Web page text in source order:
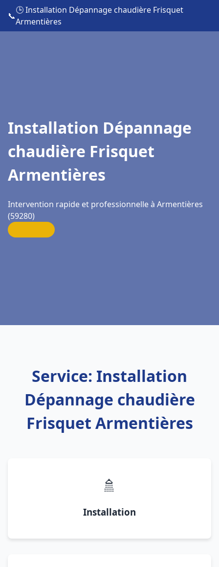
📞
🕒 Installation Dépannage chaudière Frisquet
Armentières
Installation Dépannage
chaudière Frisquet
Armentières
Intervention rapide et professionnelle à Armentières
(59280)
Service: Installation
Dépannage chaudière
Frisquet Armentières
🚿
Installation